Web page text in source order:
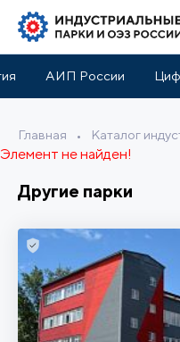
АИП России
Главная • Каталог
Элемент не найден!
Другие парки